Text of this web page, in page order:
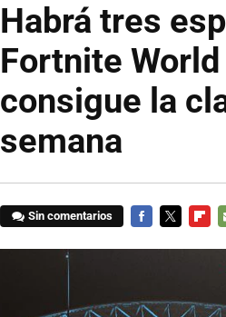
Habrá tres
Fortnite
consigue la
semana
Sin comentarios